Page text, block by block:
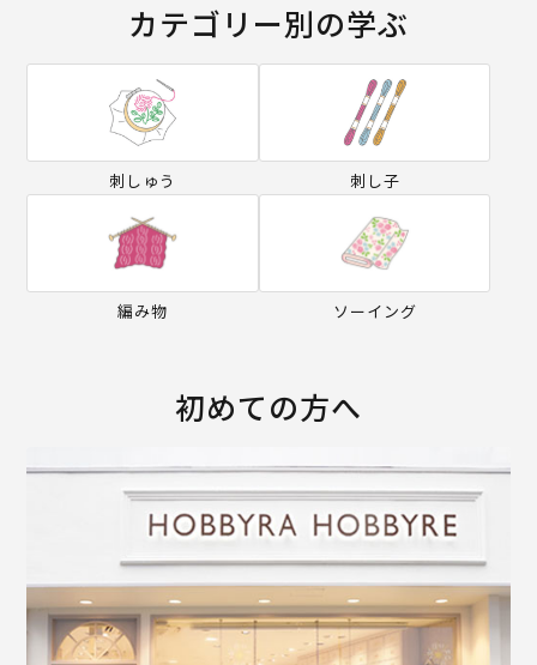
カテゴリー別の学ぶ
刺しゅう 刺し子
編み物 ソーイング
初めての方へ